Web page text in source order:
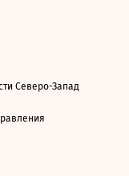
Северо-Запад